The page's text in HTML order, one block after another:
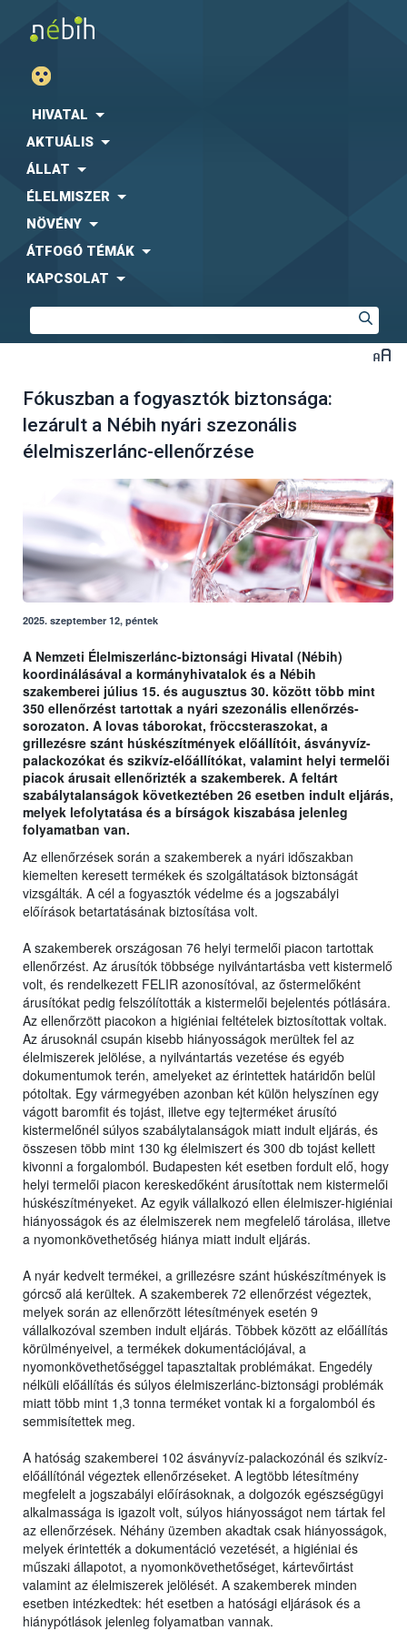
HIVATAL
AKTUÁLIS
ÁLLAT
ÉLELMISZER
NÖVÉNY
ÁTFOGÓ TÉMÁK
KAPCSOLAT
Fókuszban a fogyasztók biztonsága:
lezárult a Nébih nyári szezonális
élelmiszerlánc-ellenőrzése
2025. szeptember 12, péntek
A Nemzeti Élelmiszerlánc-biztonsági Hivatal (Nébih)
koordinálásával a kormányhivatalok és a Nébih
szakemberei július 15. és augusztus 30. között több mint
350 ellenőrzést tartottak a nyári szezonális ellenőrzés-
sorozaton. A lovas táborokat, fröccsteraszokat, a
grillezésre szánt húskészítmények előállítóit, ásványvíz-
palackozókat és szikvíz-előállítókat, valamint helyi termelői
piacok árusait ellenőrizték a szakemberek. A feltárt
szabálytalanságok következtében 26 esetben indult eljárás,
melyek lefolytatása és a bírságok kiszabása jelenleg
folyamatban van.
Az ellenőrzések során a szakemberek a nyári időszakban
kiemelten keresett termékek és szolgáltatások biztonságát
vizsgálták. A cél a fogyasztók védelme és a jogszabályi
előírások betartatásának biztosítása volt.
A szakemberek országosan 76 helyi termelői piacon tartottak
ellenőrzést. Az árusítók többsége nyilvántartásba vett kistermelő
volt, és rendelkezett FELIR azonosítóval, az őstermelőként
árusítókat pedig felszólították a kistermelői bejelentés pótlására.
Az ellenőrzött piacokon a higiéniai feltételek biztosítottak voltak.
Az árusoknál csupán kisebb hiányosságok merültek fel az
élelmiszerek jelölése, a nyilvántartás vezetése és egyéb
dokumentumok terén, amelyeket az érintettek határidőn belül
pótoltak. Egy vármegyében azonban két külön helyszínen egy
vágott baromfit és tojást, illetve egy tejterméket árusító
kistermelőnél súlyos szabálytalanságok miatt indult eljárás, és
összesen több mint 130 kg élelmiszert és 300 db tojást kellett
kivonni a forgalomból. Budapesten két esetben fordult elő, hogy
helyi termelői piacon kereskedőként árusítottak nem kistermelői
húskészítményeket. Az egyik vállalkozó ellen élelmiszer-higiéniai
hiányosságok és az élelmiszerek nem megfelelő tárolása, illetve
a nyomonkövethetőség hiánya miatt indult eljárás.
A nyár kedvelt termékei, a grillezésre szánt húskészítmények is
górcső alá kerültek. A szakemberek 72 ellenőrzést végeztek,
melyek során az ellenőrzött létesítmények esetén 9
vállalkozóval szemben indult eljárás. Többek között az előállítás
körülményeivel, a termékek dokumentációjával, a
nyomonkövethetőséggel tapasztaltak problémákat. Engedély
nélküli előállítás és súlyos élelmiszerlánc-biztonsági problémák
miatt több mint 1,3 tonna terméket vontak ki a forgalomból és
semmisítettek meg.
A hatóság szakemberei 102 ásványvíz-palackozónál és szikvíz-
előállítónál végeztek ellenőrzéseket. A legtöbb létesítmény
megfelelt a jogszabályi előírásoknak, a dolgozók egészségügyi
alkalmassága is igazolt volt, súlyos hiányosságot nem tártak fel
az ellenőrzések. Néhány üzemben akadtak csak hiányosságok,
melyek érintették a dokumentáció vezetését, a higiéniai és
műszaki állapotot, a nyomonkövethetőséget, kártevőirtást
valamint az élelmiszerek jelölését. A szakemberek minden
esetben intézkedtek: hét esetben a hatósági eljárások és a
hiánypótlások jelenleg folyamatban vannak.